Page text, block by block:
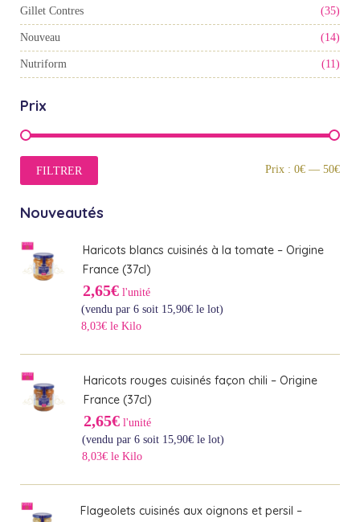
Gillet Contres (35)
Nouveau (14)
Nutriform (11)
Prix
FILTRER Prix : 0€ — 50€
Nouveautés
Haricots blancs cuisinés à la tomate – Origine
France (37cl)
2,65€ l'unité
(vendu par 6 soit 15,90€ le lot)
8,03€ le Kilo
Haricots rouges cuisinés façon chili – Origine
France (37cl)
2,65€ l'unité
(vendu par 6 soit 15,90€ le lot)
8,03€ le Kilo
Flageolets cuisinés aux oignons et persil –